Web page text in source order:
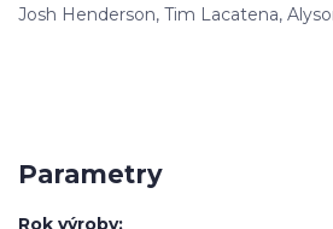
Josh Henderson, Tim Lacatena,
Parametry
Rok výroby